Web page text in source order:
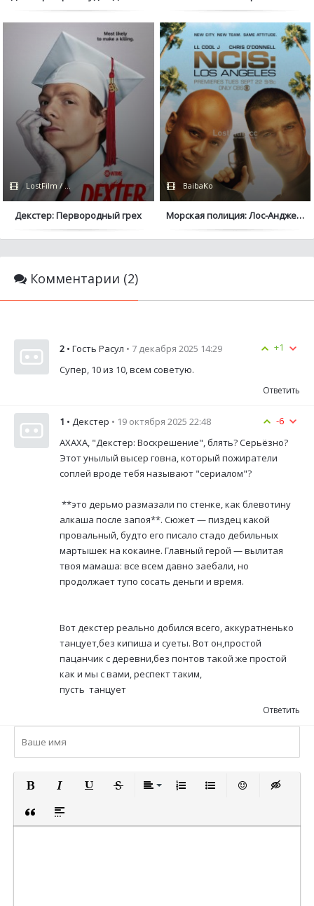
LostFilm / Сериалы 2024 / TVShows / HDRezka / Coldfilm
Декстер: Первородный грех
BaibaKo
Морская полиция: Лос-Анджелес
Комментарии (2)
+1
2 • Гость Расул • 7 декабря 2025 14:29
Супер, 10 из 10, всем советую.
Ответить
-6
1 • Декстер • 19 октября 2025 22:48
АХАХА, "Декстер: Воскрешение", блять? Серьёзно?
Этот унылый высер говна, который пожиратели
соплей вроде тебя называют "сериалом"?
**это дерьмо размазали по стенке, как блевотину
алкаша после запоя**. Сюжет — пиздец какой
провальный, будто его писало стадо дебильных
мартышек на кокаине. Главный герой — вылитая
твоя мамаша: все всем давно заебали, но
продолжает тупо сосать деньги и время.
Вот декстер реально добился всего, аккуратненько
танцует,без кипиша и суеты. Вот он,простой
пацанчик с деревни,без понтов такой же простой
как и мы с вами, респект таким,
пусть танцует
Ответить
ПОЛУЖИРНЫЙ
КУРСИВ
ВСТАВКА ЦИТАТЫ
ВСТАВКА СПОЙЛЕРА